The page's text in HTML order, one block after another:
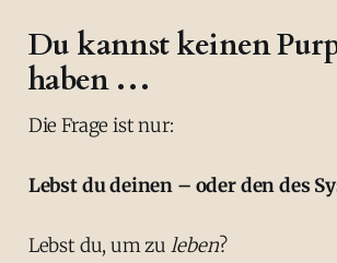
Du kannst keinen
haben …
Die Frage ist nur:
Lebst du deinen – oder den des
Lebst du, um zu leben?